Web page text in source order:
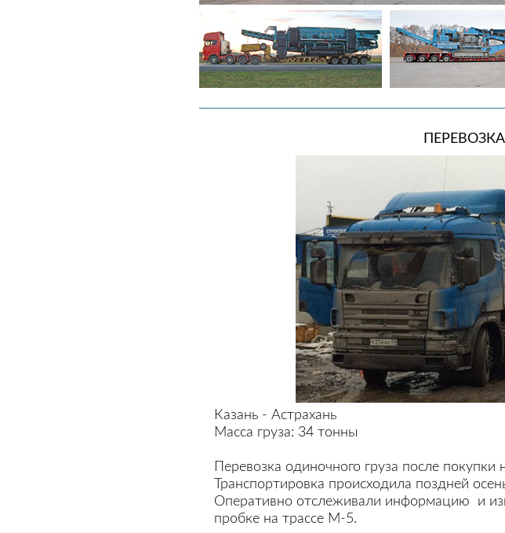
Казань - Астрахань
Масса груза: 34 тонны
Перевозка одиночного груза после
Транспортировка происходила поздней
Оперативно отслеживали информацию и
пробке на трассе М-5.